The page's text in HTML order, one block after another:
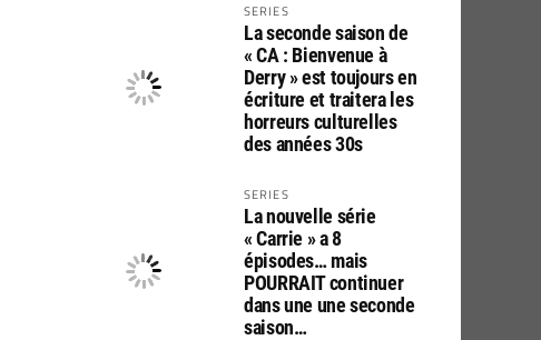
SERIES
La seconde saison de
« CA : Bienvenue à
Derry » est toujours en
écriture et traitera les
horreurs culturelles
des années 30s
SERIES
La nouvelle série
« Carrie » a 8
épisodes… mais
POURRAIT continuer
dans une une seconde
saison…